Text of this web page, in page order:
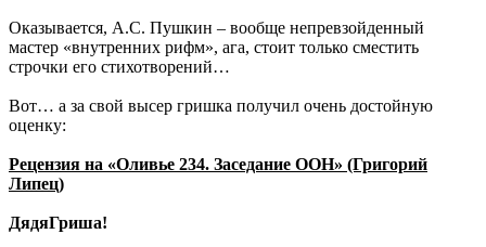
Оказывается, А.С. Пушкин – вообще непревзойденный
мастер «внутренних рифм», ага, стоит только сместить
строчки его стихотворений…
Вот… а за свой высер гришка получил очень достойную
оценку:
Рецензия на «Оливье 234. Заседание ООН» (Григорий
Липец)
ДядяГриша!